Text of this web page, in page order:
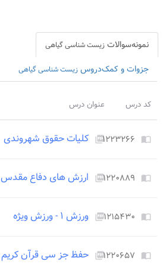
نمونه‌سوالات زیست شناسی گیاهی
جزوات و کمک‌دروس زیست شناسی گیاهی
کد درس عنوان درس
import_contacts ۱۲۲۳۲۶۶picture_as_pdf کلیات حقوق شهروندی
import_contacts ۱۲۲۰۸۸۹picture_as_pdf ارزش های دفاع مقدس
import_contacts ۱۲۱۵۴۳۰picture_as_pdf ورزش ۱ - ورزش ویژه
import_contacts ۱۲۲۰۶۵۷picture_as_pdf حفظ جز سی قرآن کریم